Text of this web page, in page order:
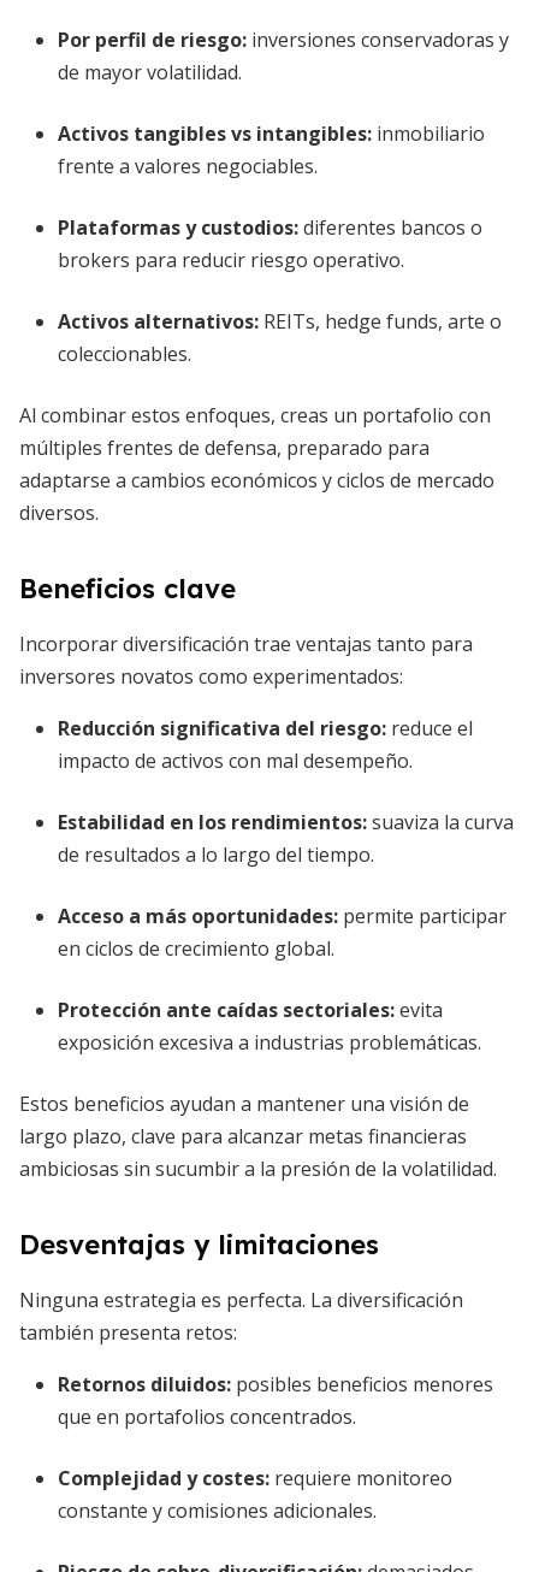
Por perfil de riesgo: inversiones conservadoras y
de mayor volatilidad.
Activos tangibles vs intangibles: inmobiliario
frente a valores negociables.
Plataformas y custodios:diferentes bancos o
brokers para reducir riesgo operativo.
Activos alternativos: REITs, hedge funds, arte o
coleccionables.
Al combinar estos enfoques, creas un portafolio con
múltiples frentes de defensa, preparado para
adaptarse a cambios económicos y ciclos de mercado
diversos.
Beneficios clave
Incorporar diversificación trae ventajas tanto para
inversores novatos como experimentados:
Reducción significativa del riesgo: reduce el
impacto de activos con mal desempeño.
Estabilidad en los rendimientos:suaviza la curva
de resultados a lo largo del tiempo.
Acceso a más oportunidades: permite participar
en ciclos de crecimiento global.
Protección ante caídas sectoriales:evita
exposición excesiva a industrias problemáticas.
Estos beneficios ayudan a mantener una visión de
largo plazo, clave para alcanzar metas financieras
ambiciosas sin sucumbir a la presión de la volatilidad.
Desventajas y limitaciones
Ninguna estrategia es perfecta. La diversificación
también presenta retos:
Retornos diluidos: posibles beneficios menores
que en portafolios concentrados.
Complejidad y costes: requiere monitoreo
constante y comisiones adicionales.